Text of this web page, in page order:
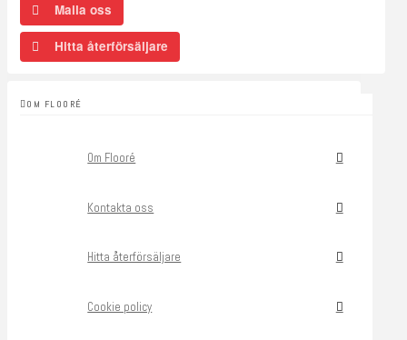
Maila oss
Hitta återförsäljare
OM FLOORÉ
Om Flooré
Kontakta oss
Hitta återförsäljare
Cookie policy